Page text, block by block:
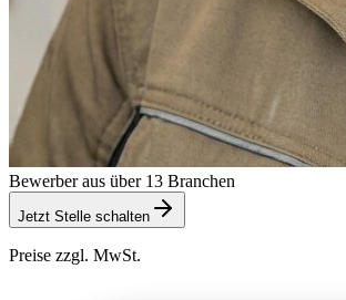
Bewerber aus über 13 Branchen
Jetzt Stelle schalten
Preise zzgl. MwSt.